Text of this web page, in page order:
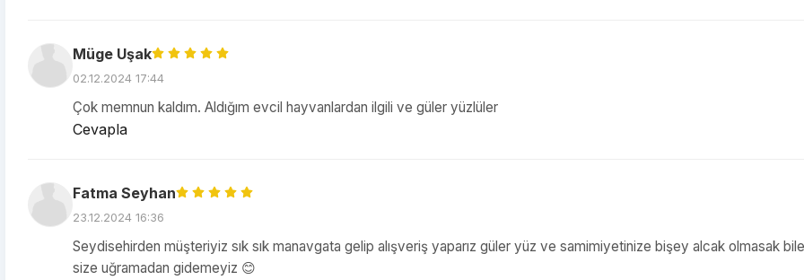
Müge Uşak
02.12.2024 17:44
Çok memnun kaldım. Aldığım evcil hayvanlardan ilgili ve güler yüzlüler
Cevapla
Fatma Seyhan
23.12.2024 16:36
Seydisehirden müşteriyiz sık sık manavgata gelip alışveriş yaparız güler yüz ve samimiyetinize bişey alcak olmasak
size uğramadan gidemeyiz 😊